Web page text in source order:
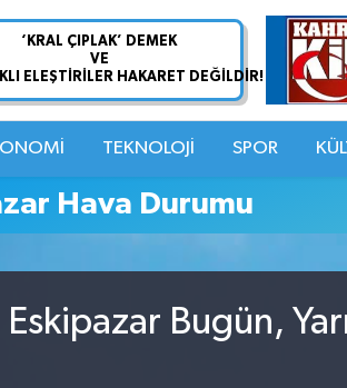
TEKNOLOJİ SPOR
Hava Durumu
Eskipazar Bugün,
Fikstür